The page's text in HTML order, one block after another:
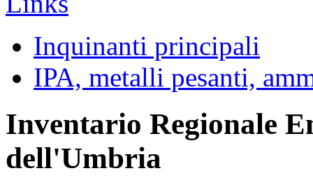
Inquinanti principali
IPA, metalli pesanti,
Inventario Regionale
dell'Umbria